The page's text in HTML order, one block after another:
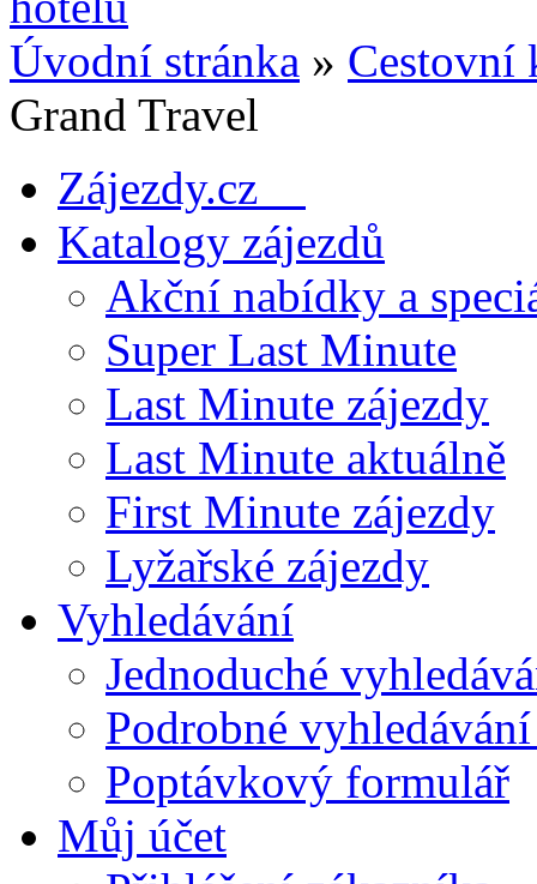
Úvodní stránka » Cestovní
Grand Travel
Zájezdy.cz
Katalogy zájezdů
Akční nabídky a
Super Last Minute
Last Minute zájezdy
Last Minute aktuálně
First Minute zájezdy
Lyžařské zájezdy
Vyhledávání
Jednoduché
Podrobné
Poptávkový formulář
Můj účet